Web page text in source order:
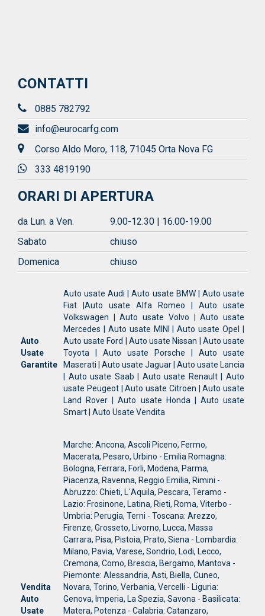
CONTATTI
0885 782792
info@eurocarfg.com
Corso Aldo Moro, 118, 71045 Orta Nova FG
333 4819190
ORARI DI APERTURA
da Lun. a Ven.
9.00-12.30 | 16.00-19.00
Sabato
chiuso
Domenica
chiuso
Auto
Usate
Garantite
Auto usate Audi | Auto usate BMW | Auto usate
Fiat |Auto usate Alfa Romeo | Auto usate
Volkswagen | Auto usate Volvo | Auto usate
Mercedes | Auto usate MINI | Auto usate Opel |
Auto usate Ford | Auto usate Nissan | Auto usate
Toyota | Auto usate Porsche | Auto usate
Maserati | Auto usate Jaguar | Auto usate Lancia
| Auto usate Saab | Auto usate Renault | Auto
usate Peugeot | Auto usate Citroen | Auto usate
Land Rover | Auto usate Honda | Auto usate
Smart | Auto Usate Vendita
Vendita
Auto
Usate
Marche: Ancona, Ascoli Piceno, Fermo,
Macerata, Pesaro, Urbino - Emilia Romagna:
Bologna, Ferrara, Forli, Modena, Parma,
Piacenza, Ravenna, Reggio Emilia, Rimini -
Abruzzo: Chieti, L´Aquila, Pescara, Teramo -
Lazio: Frosinone, Latina, Rieti, Roma, Viterbo -
Umbria: Perugia, Terni - Toscana: Arezzo,
Firenze, Grosseto, Livorno, Lucca, Massa
Carrara, Pisa, Pistoia, Prato, Siena - Lombardia:
Milano, Pavia, Varese, Sondrio, Lodi, Lecco,
Cremona, Como, Brescia, Bergamo, Mantova -
Piemonte: Alessandria, Asti, Biella, Cuneo,
Novara, Torino, Verbania, Vercelli - Liguria:
Genova, Imperia, La Spezia, Savona - Basilicata:
Matera, Potenza - Calabria: Catanzaro,